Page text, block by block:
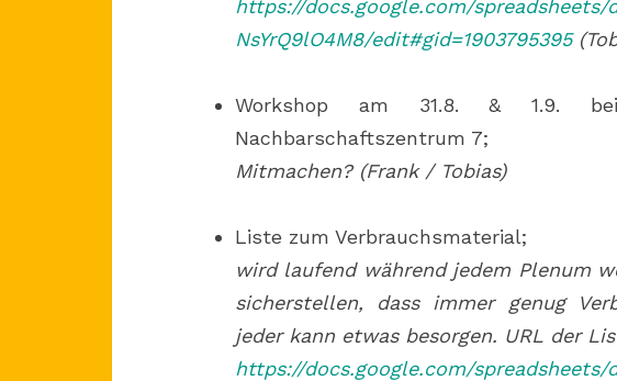
https://docs.google.com/spreadsheets/
NsYrQ9lO4M8/edit#gid=1903795395
Workshop am 31.8. & 1.9.
Nachbarschaftszentrum 7;
Mitmachen? (Frank / Tobias)
Liste zum Verbrauchsmaterial;
wird laufend während jedem Plenum
sicherstellen, dass immer genug
jeder kann etwas besorgen. URL der
https://docs.google.com/spreadsheets/